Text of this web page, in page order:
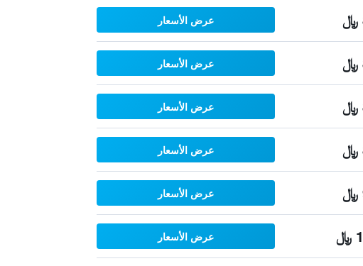
عرض الأسعار
عرض الأسعار
عرض الأسعار
عرض الأسعار
عرض الأسعار
عرض الأسعار